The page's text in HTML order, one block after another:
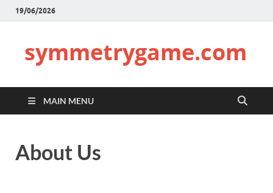
19/06/2026
symmetrygame.com
MAIN MENU
About Us